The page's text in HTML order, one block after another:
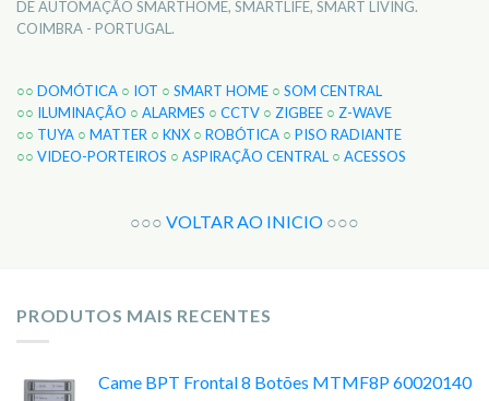
DE AUTOMAÇÃO SMARTHOME, SMARTLIFE, SMART LIVING.
COIMBRA - PORTUGAL.
○○ DOMÓTICA ○ IOT ○ SMART HOME ○ SOM CENTRAL
○○ ILUMINAÇÃO ○ ALARMES ○ CCTV ○ ZIGBEE ○ Z-WAVE
○○ TUYA ○ MATTER ○ KNX ○ ROBÓTICA ○ PISO RADIANTE
○○ VIDEO-PORTEIROS ○ ASPIRAÇÃO CENTRAL ○ ACESSOS
○○○ VOLTAR AO INICIO ○○○
PRODUTOS MAIS RECENTES
Came BPT Frontal 8 Botões MTMF8P 60020140